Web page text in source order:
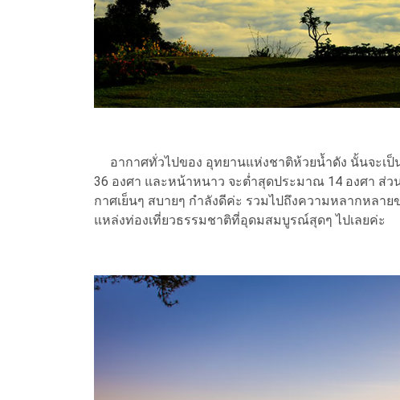
อากาศทั่วไปของ อุทยานแห่งชาติห้วยน้ำดัง นั้นจะ
36 องศา และหน้าหนาว จะต่ำสุดประมาณ 14 องศา ส่
กาศเย็นๆ สบายๆ กำลังดีค่ะ รวมไปถึงความหลากหลา
แหล่งท่องเที่ยวธรรมชาติที่อุดมสมบูรณ์สุดๆ ไปเลยค่ะ